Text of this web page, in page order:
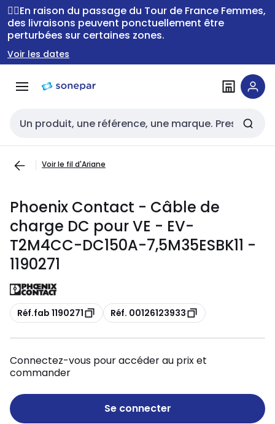
Passer à la
navigation
Passer
au
contenu
🚴‍♂️En raison du passage du Tour de France Femmes,
des livraisons peuvent ponctuellement être
perturbées sur certaines zones.
Voir les dates
Entrée de recherche
Voir le fil d'Ariane
Phoenix Contact - Câble de
charge DC pour VE - EV-
T2M4CC-DC150A-7,5M35ESBK11 -
1190271
Copie
Réf.fab 1190271 Copie
Réf. 00126123933
Connectez-vous pour accéder au prix et
commander
Se connecter